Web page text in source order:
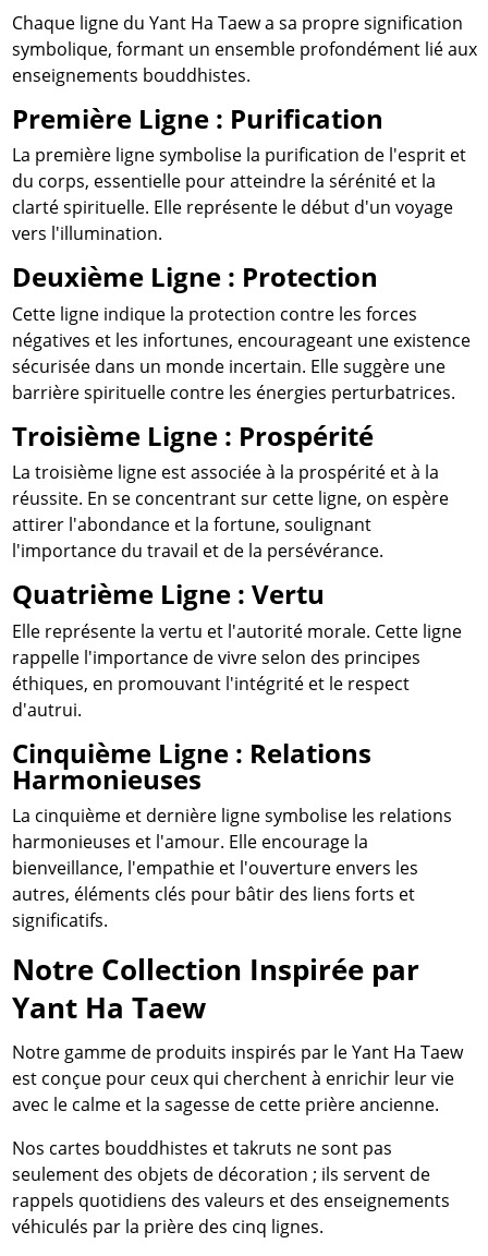
Chaque ligne du Yant Ha Taew a sa propre signification
symbolique, formant un ensemble profondément lié aux
enseignements bouddhistes.
Première Ligne : Purification
La première ligne symbolise la purification de l'esprit et
du corps, essentielle pour atteindre la sérénité et la
clarté spirituelle. Elle représente le début d'un voyage
vers l'illumination.
Deuxième Ligne : Protection
Cette ligne indique la protection contre les forces
négatives et les infortunes, encourageant une existence
sécurisée dans un monde incertain. Elle suggère une
barrière spirituelle contre les énergies perturbatrices.
Troisième Ligne : Prospérité
La troisième ligne est associée à la prospérité et à la
réussite. En se concentrant sur cette ligne, on espère
attirer l'abondance et la fortune, soulignant
l'importance du travail et de la persévérance.
Quatrième Ligne : Vertu
Elle représente la vertu et l'autorité morale. Cette ligne
rappelle l'importance de vivre selon des principes
éthiques, en promouvant l'intégrité et le respect
d'autrui.
Cinquième Ligne : Relations
Harmonieuses
La cinquième et dernière ligne symbolise les relations
harmonieuses et l'amour. Elle encourage la
bienveillance, l'empathie et l'ouverture envers les
autres, éléments clés pour bâtir des liens forts et
significatifs.
Notre Collection Inspirée par
Yant Ha Taew
Notre gamme de produits inspirés par le Yant Ha Taew
est conçue pour ceux qui cherchent à enrichir leur vie
avec le calme et la sagesse de cette prière ancienne.
Nos cartes bouddhistes et takruts ne sont pas
seulement des objets de décoration ; ils servent de
rappels quotidiens des valeurs et des enseignements
véhiculés par la prière des cinq lignes.